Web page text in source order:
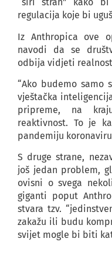
regulacija koje bi
Iz Anthropica ove
navodi da se
odbija vidjeti
“Ako budemo
vještačka
pripreme, na
reaktivnost. To je
pandemiju
S druge strane,
još jedan problem,
ovisni o svega
giganti poput
stvara tzv.
zakažu ili budu
svijet mogle bi biti